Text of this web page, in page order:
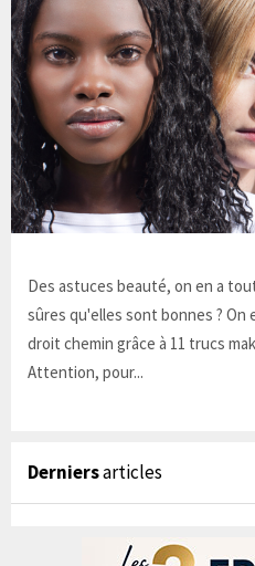
Des astuces beauté, on en a
sûres qu'elles sont bonnes ? On
droit chemin grâce à 11 trucs
Attention, pour...
Derniersarticles